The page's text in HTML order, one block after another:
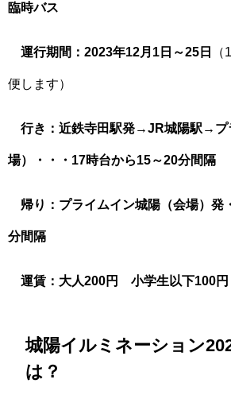
臨時バス
運行期間：2023年12月1日～25日
便します）
行き：近鉄寺田駅発→JR城陽駅→プ
場）・・・17時台から15～20分間隔
帰り：プライムイン城陽（会場）発
分間隔
運賃：大人200円 小学生以下100円
城陽イルミネーション
は？